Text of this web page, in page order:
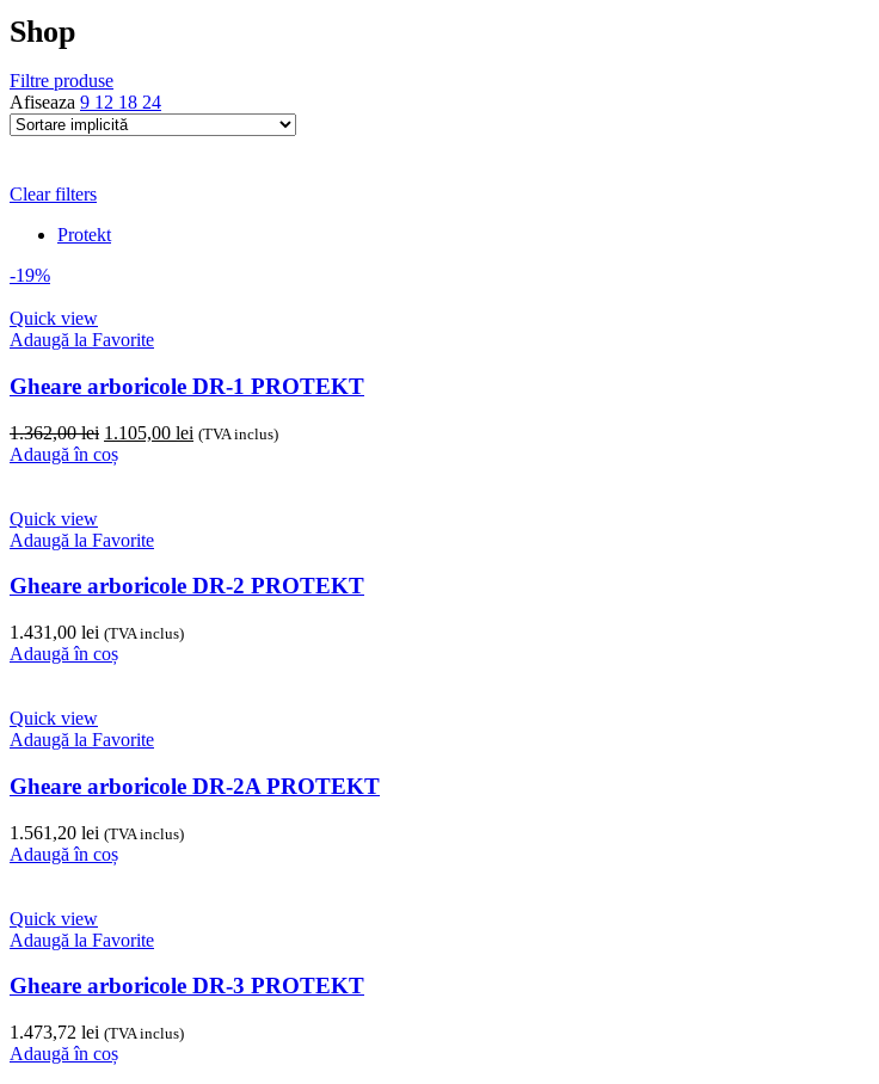
Shop
Filtre produse
Afiseaza 9 12 18 24
Clear filters
Protekt
-19%
Quick view
Adaugă la Favorite
Gheare arboricole DR-1 PROTEKT
1.362,00lei Prețul
inițial
1.105,00 lei Prețul
(TVA inclus)
Adaugă în coș
Quick view
Adaugă la Favorite
Gheare arboricole DR-2 PROTEKT
1.431,00 lei (TVA inclus)
Adaugă în coș
Quick view
Adaugă la Favorite
Gheare arboricole DR-2A PROTEKT
1.561,20 lei (TVA inclus)
Adaugă în coș
Quick view
Adaugă la Favorite
Gheare arboricole DR-3 PROTEKT
1.473,72 lei (TVA inclus)
Adaugă în coș